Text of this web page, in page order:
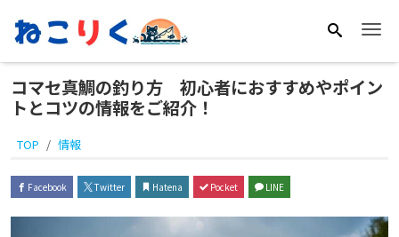
コマセ真鯛の釣り方 初心者におすすめやポイン
トとコツの情報をご紹介！
TOP 情報
Facebook Twitter Hatena Pocket LINE